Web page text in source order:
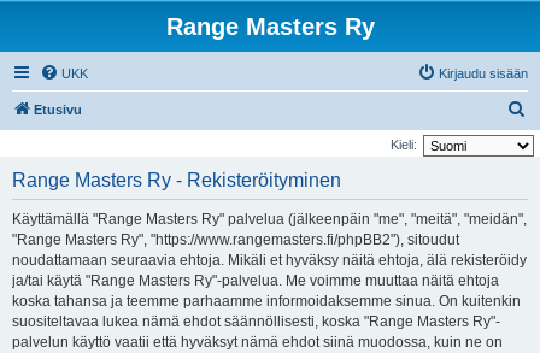
Range Masters Ry
UKK Kirjaudu sisään
Etusivu
t
Kieli:
Range Masters Ry - Rekisteröityminen
Käyttämällä "Range Masters Ry" palvelua (jälkeenpäin "me", "meitä", "meidän",
"Range Masters Ry", "https://www.rangemasters.fi/phpBB2"), sitoudut
noudattamaan seuraavia ehtoja. Mikäli et hyväksy näitä ehtoja, älä rekisteröidy
ja/tai käytä "Range Masters Ry"-palvelua. Me voimme muuttaa näitä ehtoja
koska tahansa ja teemme parhaamme informoidaksemme sinua. On kuitenkin
suositeltavaa lukea nämä ehdot säännöllisesti, koska "Range Masters Ry"-
palvelun käyttö vaatii että hyväksyt nämä ehdot siinä muodossa, kuin ne on